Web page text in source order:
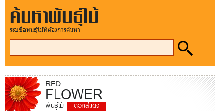
ค้นหาพันธุ์ไม้
ระบุชื่อพันธุ์ไม้ที่ต้องการค้นหา
RED
FLOWER
พันธุ์ไม้ ดอกสีแดง